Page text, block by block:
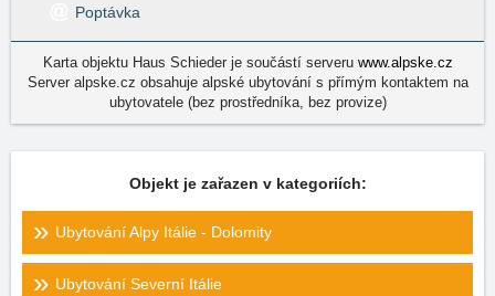
Poptávka
Karta objektu Haus Schieder je součástí serveru www.alpske.cz
Server alpske.cz obsahuje alpské ubytování s přímým kontaktem na
ubytovatele (bez prostředníka, bez provize)
Objekt je zařazen v kategoriích:
Ubytování Alpy Itálie - Dolomity
Ubytování Severní Itálie